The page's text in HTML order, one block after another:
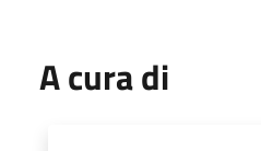
A cura di